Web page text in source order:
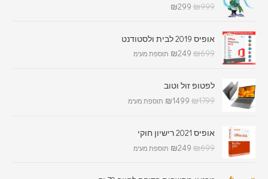
₪999
₪299
אופיס 2019 לבית ולסטודנט
₪699
₪249 תוספת מע"מ
לפטופ זול וטוב
₪1799
₪1499 תוספת מע"מ
אופיס 2021 רישיון חוקי
₪699
₪249 תוספת מע"מ